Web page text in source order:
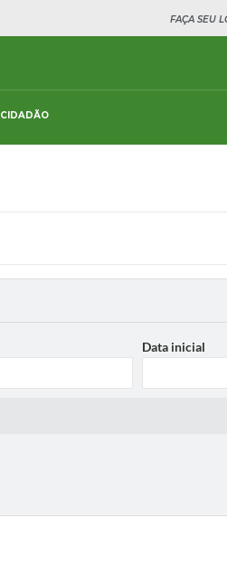
FAÇA SEU
CIDADÃO
Data inicial